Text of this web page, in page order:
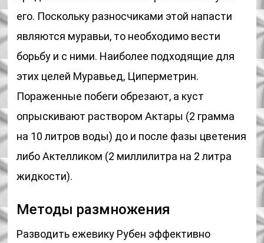
его. Поскольку разносчиками этой напасти
являются муравьи, то необходимо вести
борьбу и с ними. Наиболее подходящие для
этих целей Муравьед, Циперметрин.
Пораженные побеги обрезают, а куст
опрыскивают раствором Актары (2 грамма
на 10 литров воды) до и после фазы цветения
либо Актелликом (2 миллилитра на 2 литра
жидкости).
Методы размножения
Разводить ежевику Рубен эффективно